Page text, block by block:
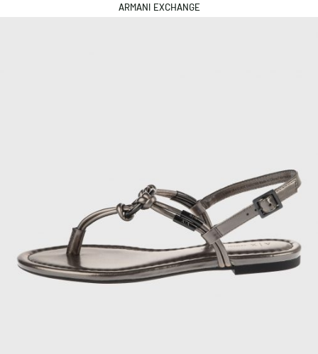
ARMANI EXCHANGE